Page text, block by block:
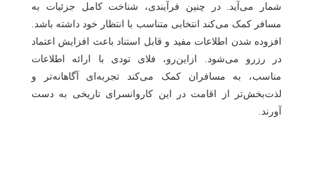
شمار می‌آید. در چنین فرآیندی، شناخت کامل جزئیات به
مسافر کمک می‌کند انتخابی متناسب با انتظار خود داشته باشد.
افزوده شدن اطلاعات مفید و قابل استناد باعث افزایش اعتماد
در رزرو می‌شود. ازاین‌رو، فلای‌ تودی با ارائه اطلاعات
مناسب، به مسافران کمک می‌کند تجربه‌ای آگاهانه‌تر و
لذت‌بخش‌تر از اقامت در این کاروانسرای تاریخی به دست
آورند.